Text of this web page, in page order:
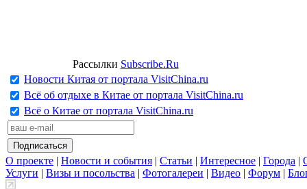
Рассылки Subscribe.Ru
Новости Китая от портала VisitChina.ru
Всё об отдыхе в Китае от портала VisitChina.ru
Всё о Китае от портала VisitChina.ru
О проекте | Новости и события | Статьи | Интересное | Города |
Услуги | Визы и посольства | Фотогалереи | Видео | Форум |